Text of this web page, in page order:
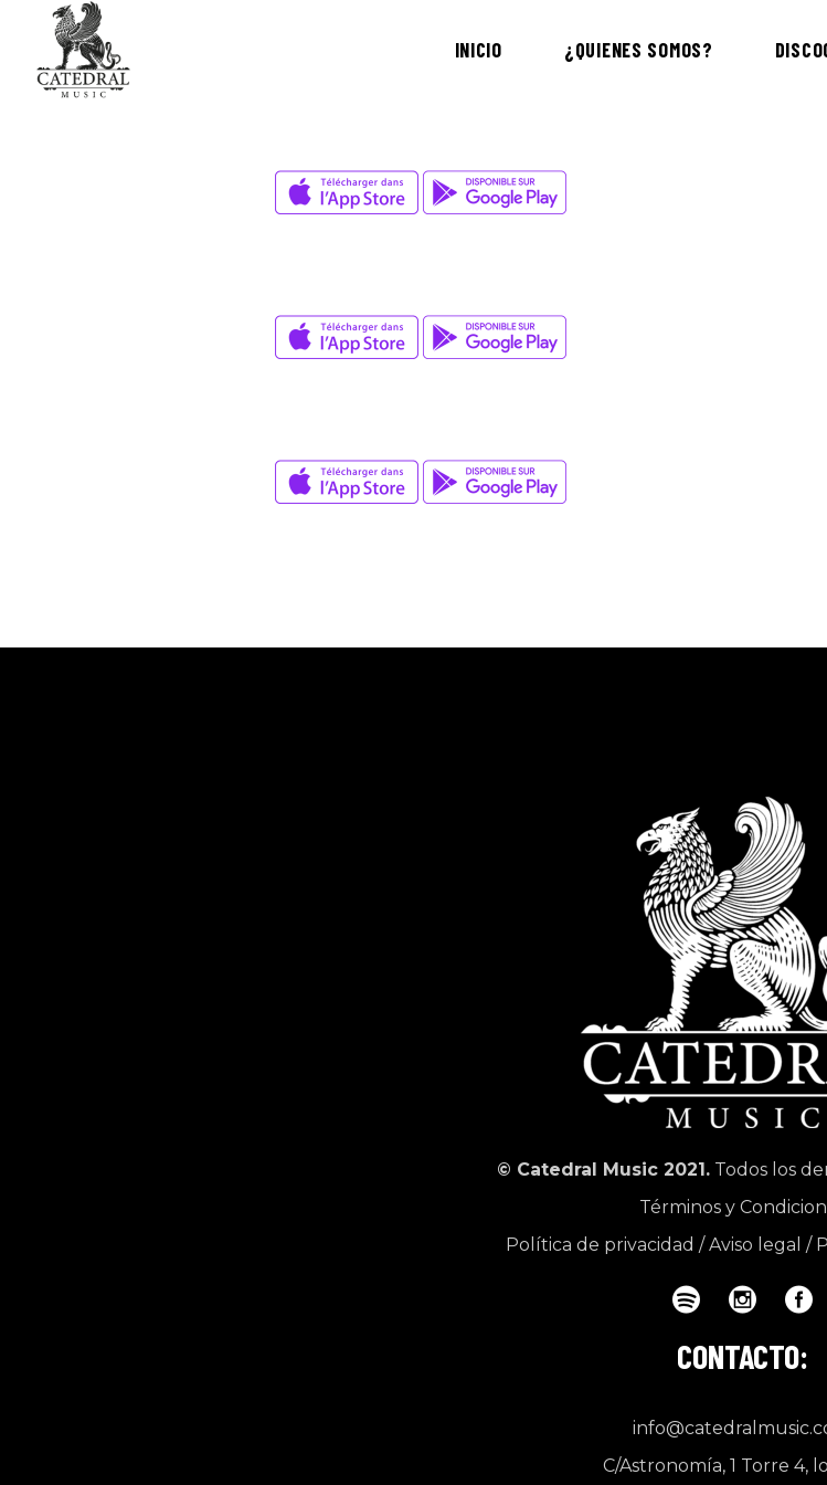
INICIO ¿QUIENES SOMOS?
David Wade
ZERO GRAVITY
Jay K
WITHOUT ME
Jay K
HONESTY
© Catedral Music 2021. Todos los
Términos y
Política de privacidad /Aviso legal /
CONTACTO:
C/Astronomía, 1 Torre 4,